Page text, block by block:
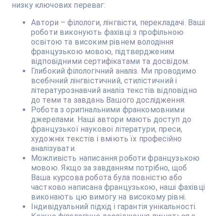
низку ключових переваг:
Автори – філологи, лінгвісти, перекладачі. Ваші
роботи виконують фахівці з профільною
освітою та високим рівнем володіння
французькою мовою, підтвердженим
відповідними сертифікатами та досвідом.
Глибокий філологічний аналіз. Ми проводимо
всебічний лінгвістичний, стилістичний і
літературознавчий аналіз текстів відповідно
до теми та завдань Вашого дослідження.
Робота з оригінальними франкомовними
джерелами. Наші автори мають доступ до
французької наукової літератури, преси,
художніх текстів і вміють їх професійно
аналізувати.
Можливість написання роботи французькою
мовою. Якщо за завданням потрібно, щоб
Ваша курсова робота була повністю або
частково написана французькою, наші фахівці
виконають цю вимогу на високому рівні.
Індивідуальний підхід і гарантія унікальності.